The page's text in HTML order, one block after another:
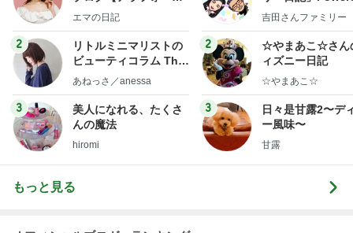
社売却セカンドライ
エマの日記
2
リトルミニマリストの
ビューティコラム The
little minimalist's bea
あねっさ／anessa
3
美人になれる、たくさ
んの魔法
hiromi
y Ameba 吉田さ
ログ
吉田さんファミリー
2
☆やまあこ☆さん
ィズニー日記
☆やまあこ☆
3
日々是甘露2〜デ
ー風味〜
甘露
もっと見る